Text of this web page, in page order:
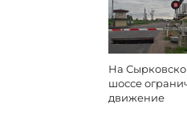
На
шоссе
движение